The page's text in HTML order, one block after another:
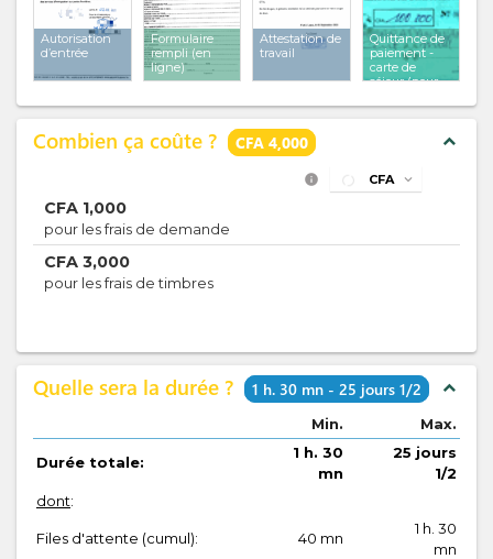
Autorisation
d’entrée
Formulaire
rempli (en
ligne)
Attestation de
travail
Quittance de
paiement -
carte de
séjour (pour
séjour
Combien ça coûte ? CFA 4,000 expand_less
info CFA expand_more
CFA 1,000
pour les frais de demande
CFA 3,000
pour les frais de timbres
Quelle sera la durée ? 1 h. 30 mn - 25 jours 1/2 expand_less
Min. Max.
Durée totale:
1 h. 30
mn
25 jours
1/2
dont:
Files d'attente (cumul): 40 mn
1 h. 30
mn